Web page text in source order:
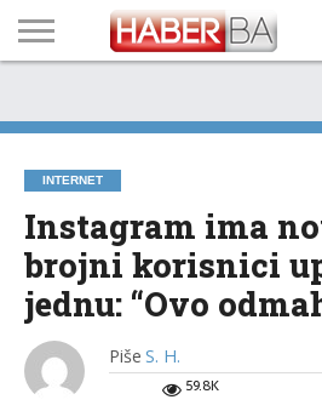
TECH
PROGRAM
PROGNOZA
PUTEVIMA
LISTA
NAMA
INTERNET
Instagram ima
brojni korisnici
jednu: “Ovo
Piše S. H.
59.8K